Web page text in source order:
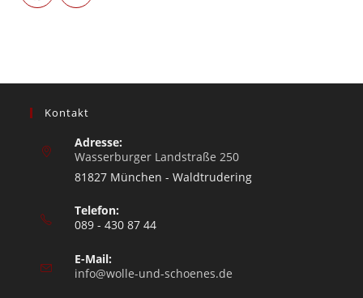
Kontakt
Adresse:
Wasserburger Landstraße 250
81827 München - Waldtrudering
Telefon:
089 - 430 87 44
E-Mail:
info@wolle-und-schoenes.de